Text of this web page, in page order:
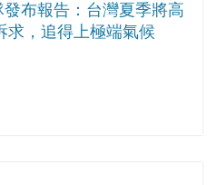
布報告：台灣夏季將高
求，追得上極端氣候